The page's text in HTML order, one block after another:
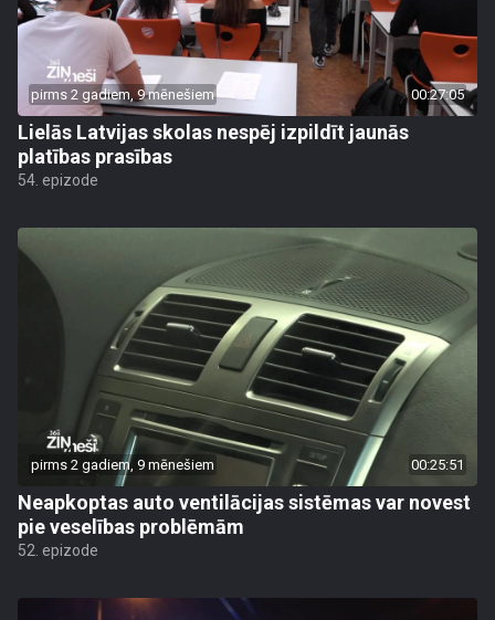
pirms 2 gadiem, 9 mēnešiem 00:27:05
Lielās Latvijas skolas nespēj izpildīt jaunās
platības prasības
54. epizode
pirms 2 gadiem, 9 mēnešiem 00:25:51
Neapkoptas auto ventilācijas sistēmas var novest
pie veselības problēmām
52. epizode